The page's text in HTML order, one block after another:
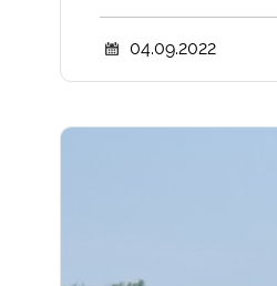
04.09.2022